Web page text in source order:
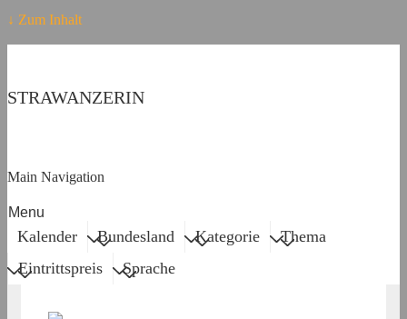
↓ Zum Inhalt
STRAWANZERIN
Main Navigation
Menu
Kalender Bundesland Kategorie
Thema
Eintrittspreis
Sprache